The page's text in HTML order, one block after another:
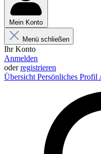
Mein Konto
Menü schließen
Ihr Konto
Anmelden
oderregistrieren
Übersicht Persönliches Profil